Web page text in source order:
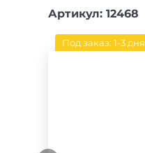
Артикул: 12468
Под заказ: 1-3 дня